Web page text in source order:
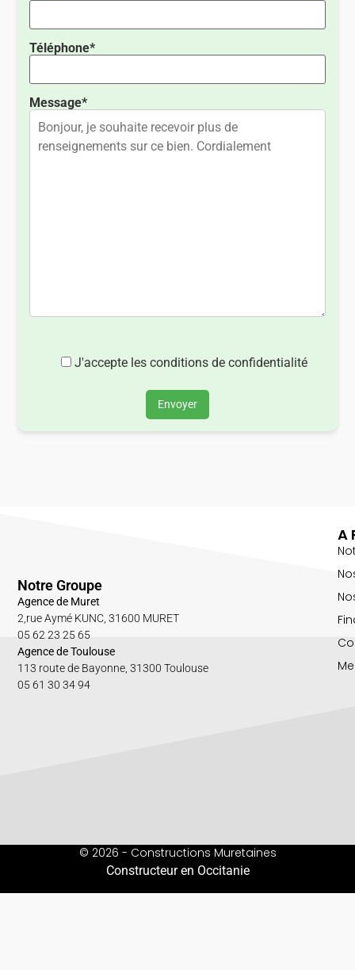
Téléphone*
Message*
J'accepte les conditions de confidentialité
Envoyer
A
Notre Groupe
Agence de Muret
2,rue Aymé KUNC, 31600 MURET
05 62 23 25 65
Agence de Toulouse
113 route de Bayonne, 31300 Toulouse
05 61 30 34 94
© 2026 - Constructions Muretaines
Constructeur en Occitanie